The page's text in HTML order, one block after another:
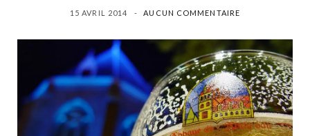
15 AVRIL 2014 AUCUN COMMENTAIRE